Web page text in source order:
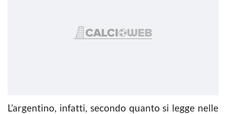
L’argentino, infatti, secondo quanto si legge nelle